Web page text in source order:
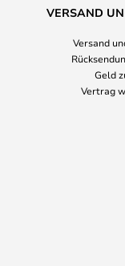
VERSAND
Versand
Geld
Vertrag